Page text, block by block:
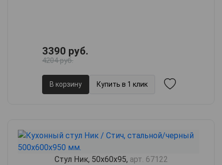
3390 руб.
4204 руб.
В корзину Купить в 1 клик
Стул Ник, 50х60х95, арт. 67122